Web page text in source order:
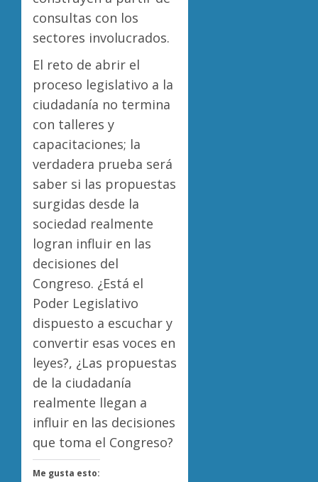
consultas con los
sectores involucrados.
El reto de abrir el
proceso legislativo a la
ciudadanía no termina
con talleres y
capacitaciones; la
verdadera prueba será
saber si las propuestas
surgidas desde la
sociedad realmente
logran influir en las
decisiones del
Congreso. ¿Está el
Poder Legislativo
dispuesto a escuchar y
convertir esas voces en
leyes?, ¿Las propuestas
de la ciudadanía
realmente llegan a
influir en las decisiones
que toma el Congreso?
Me gusta esto: